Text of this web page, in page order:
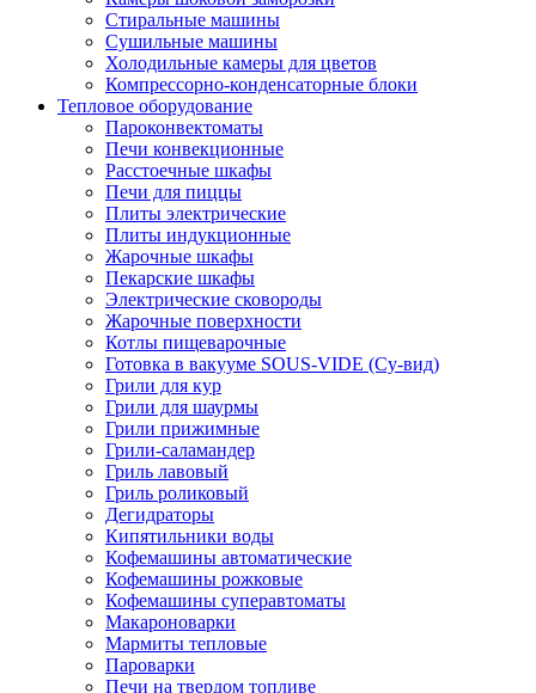
Стиральные машины
Сушильные машины
Холодильные камеры для цветов
Компрессорно-конденсаторные блоки
Тепловое оборудование
Пароконвектоматы
Печи конвекционные
Расстоечные шкафы
Печи для пиццы
Плиты электрические
Плиты индукционные
Жарочные шкафы
Пекарские шкафы
Электрические сковороды
Жарочные поверхности
Котлы пищеварочные
Готовка в вакууме SOUS-VIDE (Су-вид)
Грили для кур
Грили для шаурмы
Грили прижимные
Грили-саламандер
Гриль лавовый
Гриль роликовый
Дегидраторы
Кипятильники воды
Кофемашины автоматические
Кофемашины рожковые
Кофемашины суперавтоматы
Макароноварки
Мармиты тепловые
Пароварки
Печи на твердом топливе